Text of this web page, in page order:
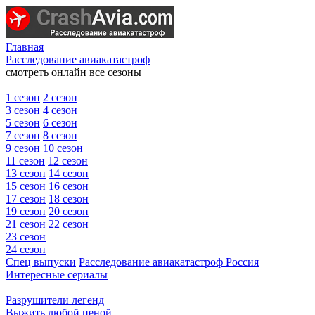
Главная
Расследование авиакатастроф
смотреть онлайн все сезоны
1 сезон 2 сезон
3 сезон 4 сезон
5 сезон 6 сезон
7 сезон 8 сезон
9 сезон 10 сезон
11 сезон 12 сезон
13 сезон 14 сезон
15 сезон 16 сезон
17 сезон 18 сезон
19 сезон 20 сезон
21 сезон 22 сезон
23 сезон
24 сезон
Спец выпуски Расследование авиакатастроф Россия
Интересные сериалы
Разрушители легенд
Выжить любой ценой